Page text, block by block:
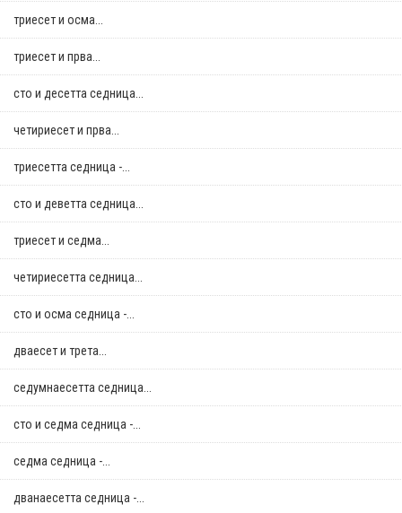
триесет и осма...
триесет и прва...
сто и десетта седница...
четириесет и прва...
триесетта седница -...
сто и деветта седница...
триесет и седма...
четириесетта седница...
сто и осма седница -...
дваесет и трета...
седумнаесетта седница...
сто и седма седница -...
седма седница -...
дванаесетта седница -...